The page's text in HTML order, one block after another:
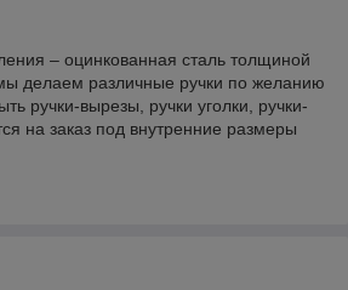
– оцинкованная сталь толщиной
делаем различные ручки по желанию
ручки-вырезы, ручки уголки, ручки-
на заказ под внутренние размеры